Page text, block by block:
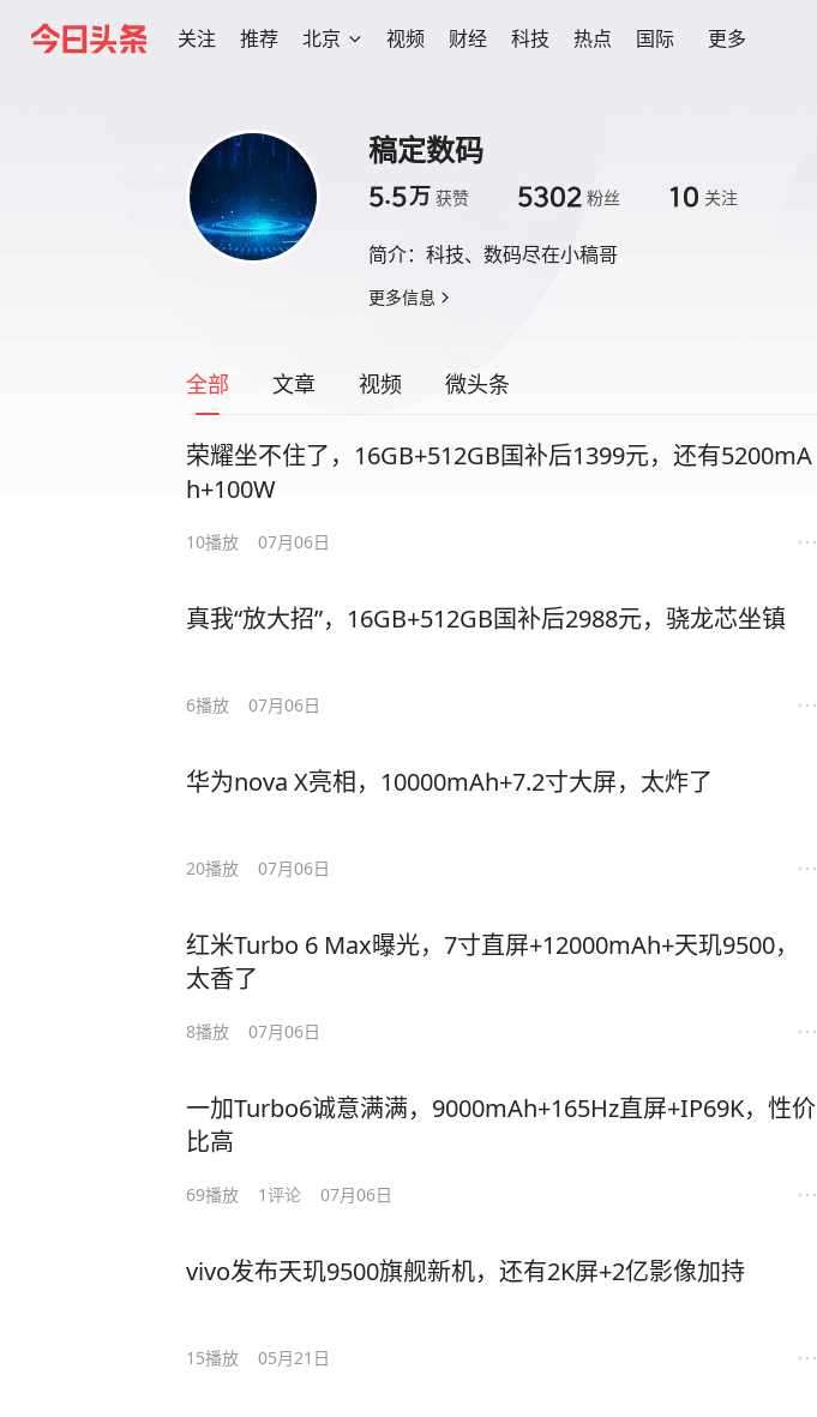
关注 推荐 北京 视频 财经 科技 热点 国际 更多
稿定数码
5.5万 获赞 5302 粉丝 10 关注
简介： 科技、数码尽在小稿哥
更多信息
全部 文章 视频 微头条
荣耀坐不住了，16GB+512GB国补后1399元，还有5200mA
h+100W
10播放 07月06日
真我“放大招”，16GB+512GB国补后2988元，骁龙芯坐镇
6播放 07月06日
华为nova X亮相，10000mAh+7.2寸大屏，太炸了
20播放 07月06日
红米Turbo 6 Max曝光，7寸直屏+12000mAh+天玑9500，
太香了
8播放 07月06日
一加Turbo6诚意满满，9000mAh+165Hz直屏+IP69K，性价
比高
69播放 1评论 07月06日
vivo发布天玑9500旗舰新机，还有2K屏+2亿影像加持
15播放 05月21日